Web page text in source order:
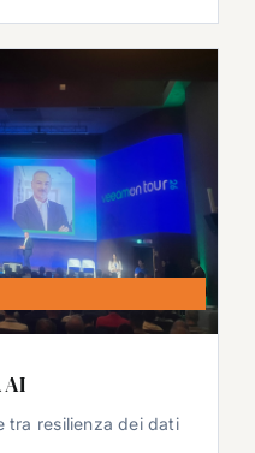
AI
tra resilienza dei dati